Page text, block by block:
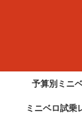
予算別ミニ
ミニベロ試乗